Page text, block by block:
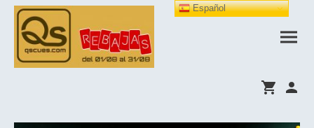
Español